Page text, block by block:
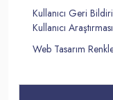
Kullanıcı Geri
Kullanıcı
Web Tasarım